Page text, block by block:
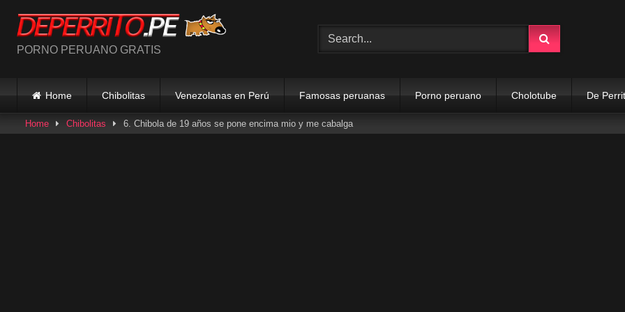
PORNO PERUANO GRATIS
Home Chibolitas Venezolanas en Perú Famosas peruanas Porno peruano Cholotube De
Home Chibolitas 6. Chibola de 19 años se pone encima mio y me cabalga